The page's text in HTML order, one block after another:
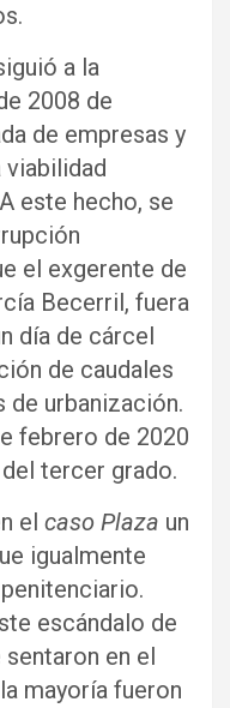
a la
2008 de
de empresas y
este hecho, se
el exgerente de
Becerril, fuera
día de cárcel
de caudales
de urbanización.
febrero de 2020
tercer grado.
el caso Plaza un
igualmente
escándalo de
en el
mayoría fueron